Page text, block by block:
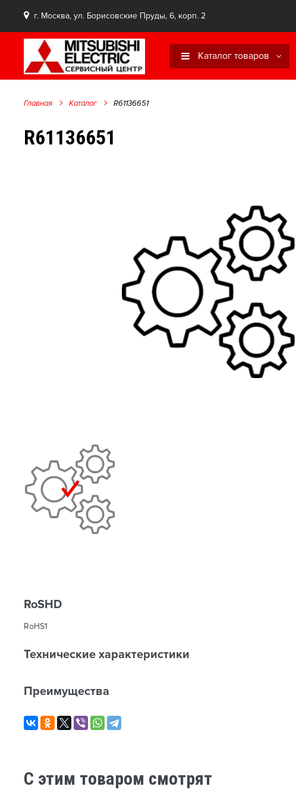
г. Москва, ул. Борисовские Пруды, 6, корп. 2
Каталог товаров
Главная Каталог R61136651
R61136651
RoSHD
RoHS1
Технические характеристики
Преимущества
C этим товаром смотрят